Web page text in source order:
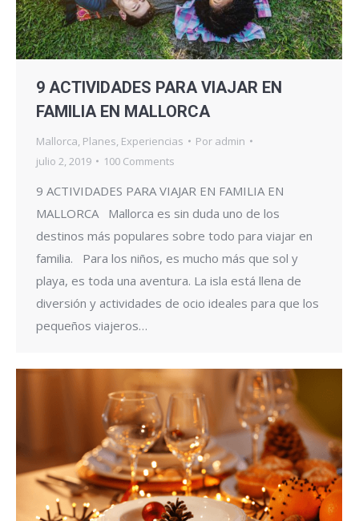
9 ACTIVIDADES PARA VIAJAR EN
FAMILIA EN MALLORCA
Mallorca Planes Experiencias Por admin
julio 2, 2019
100 Comments
9 ACTIVIDADES PARA VIAJAR EN FAMILIA EN
MALLORCA Mallorca es sin duda uno de los
destinos más populares sobre todo para viajar en
familia. Para los niños, es mucho más que sol y
playa, es toda una aventura. La isla está llena de
diversión y actividades de ocio ideales para que los
pequeños viajeros…